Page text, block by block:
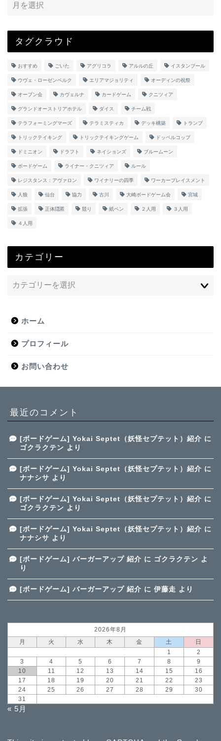
タグクラウド
おすすめ ごいた アグリコラ アルルの丘 イスタンブール
ウヴェ・ローゼンベルク エリアマジョリティ オーディンの祝祭
オープン会 カヴェルナ カードゲーム クニツィア
グランドオーストリアホテル ダイス チーム戦
テラフォーミングマーズ テラミスティカ デッキ構築 トランプ
トリックテイキング トリックテイキングゲーム ドッペルコップ
ドミニオン ドラフト ネイションズ ブルームーン
ボードゲーム ライナー・クニツィア ルール
レジスタンス：アヴァロン ワイナリーの四季 ワーカープレイスメント
人狼 仙台 協力 古川 大崎ボードゲーム会 宮城
拡張 正体隠匿 競り 紙ペン ２人用 ３人用
４人用
カテゴリー
ホーム
プロフィール
お問い合わせ
最近のコメント
[ボードゲーム] Yokai Septet（妖怪セプテット）紹介 に
ゴクラクテン より
[ボードゲーム] Yokai Septet（妖怪セプテット）紹介 に
ナナシサ より
[ボードゲーム] Yokai Septet（妖怪セプテット）紹介 に
ゴクラクテン より
[ボードゲーム] Yokai Septet（妖怪セプテット）紹介 に
ナナシサ より
[ボードゲーム] バーガーアップ 紹介 に ゴクラクテン よ
り
[ボードゲーム] バーガーアップ 紹介 に 伊藤走 より
2026年8月
月
火 水 木 金 土
日
1
2
3
4 5 6 7 8
9
10
11 12 13 14 15
16
17
18 19 20 21 22
23
24
25 26 27 28 29
30
31
« 5月